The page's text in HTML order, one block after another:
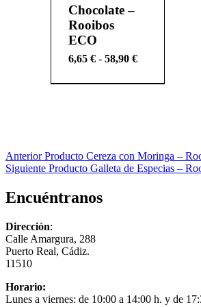
múltiples
variantes.
elegir
Chocolate –
Rooibos
ECO
6,65€ - 58,90€Rango
precios:
Navegación
de
entradas
Anterior Producto Cereza con Moringa –
Siguiente Producto Galleta de Especias –
Encuéntranos
Dirección:
Calle Amargura, 288
Puerto Real, Cádiz.
11510
Horario:
Lunes a viernes: de 10:00 a 14:00 h. y de